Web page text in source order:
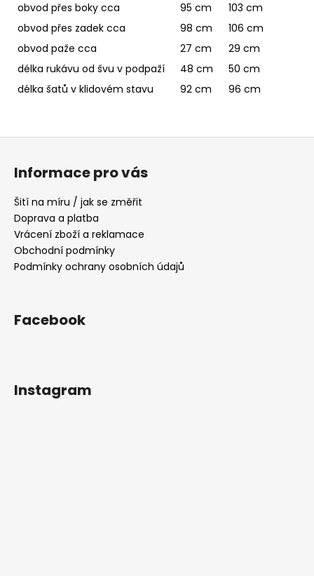
obvod přes boky cca
95 cm
103 cm
obvod přes zadek cca
98 cm
106 cm
obvod paže cca
27 cm
29 cm
délka rukávu od švu v podpaží
48 cm
50 cm
délka šatů v klidovém stavu
92 cm 96 cm
Informace pro vás
Šití na míru / jak se změřit
Doprava a platba
Vrácení zboží a reklamace
Obchodní podmínky
Podmínky ochrany osobních údajů
Facebook
Instagram